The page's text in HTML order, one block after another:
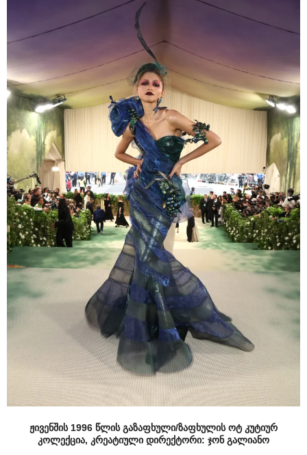
ჟივენშის 1996 წლის გაზაფხული/ზაფხულის ოტ კუტიურ
კოლექცია, კრეატიული დირექტორი: ჯონ გალიანო